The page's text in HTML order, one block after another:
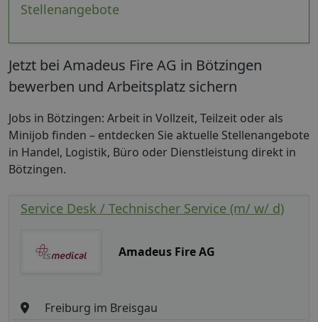
Stellenangebote
Jetzt bei Amadeus Fire AG in Bötzingen
bewerben und Arbeitsplatz sichern
Jobs in Bötzingen: Arbeit in Vollzeit, Teilzeit oder als
Minijob finden – entdecken Sie aktuelle Stellenangebote
in Handel, Logistik, Büro oder Dienstleistung direkt in
Bötzingen.
Service Desk / Technischer Service (m/ w/ d)
Amadeus Fire AG
Freiburg im Breisgau